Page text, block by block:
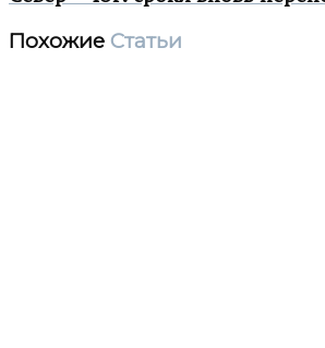
Похожие Статьи